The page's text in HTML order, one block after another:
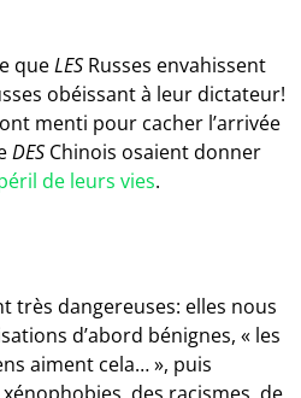
queLES Russes envahissent
obéissant à leur dictateur!
menti pour cacher l’arrivée
DESChinois osaient donner
de leurs vies.
très dangereuses: elles nous
d’abord bénignes, « les
aiment cela… », puis